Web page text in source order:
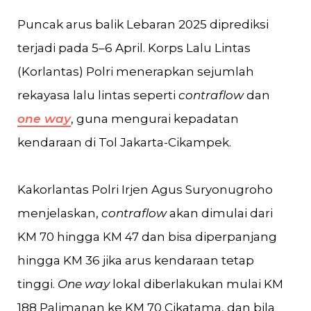
Puncak arus balik Lebaran 2025 diprediksi
terjadi pada 5–6 April. Korps Lalu Lintas
(Korlantas) Polri menerapkan sejumlah
rekayasa lalu lintas seperti contraflowdan
one way, guna mengurai kepadatan
kendaraan di Tol Jakarta-Cikampek.
Kakorlantas Polri Irjen Agus Suryonugroho
menjelaskan, contraflowakan dimulai dari
KM 70 hingga KM 47 dan bisa diperpanjang
hingga KM 36 jika arus kendaraan tetap
tinggi. One waylokal diberlakukan mulai KM
188 Palimanan ke KM 70 Cikatama, dan bila